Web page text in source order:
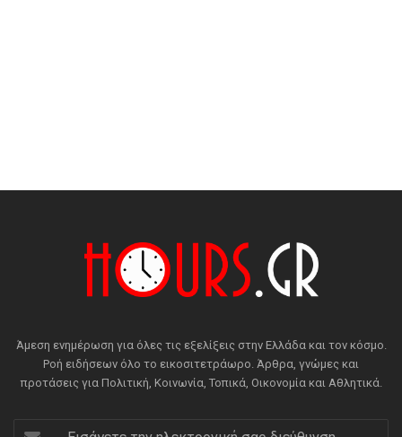
Άμεση ενημέρωση για όλες τις εξελίξεις στην Ελλάδα και τον κόσμο.
Ροή ειδήσεων όλο το εικοσιτετράωρο. Άρθρα, γνώμες και
προτάσεις για Πολιτική, Κοινωνία, Τοπικά, Οικονομία και Αθλητικά.
Εισάγετε